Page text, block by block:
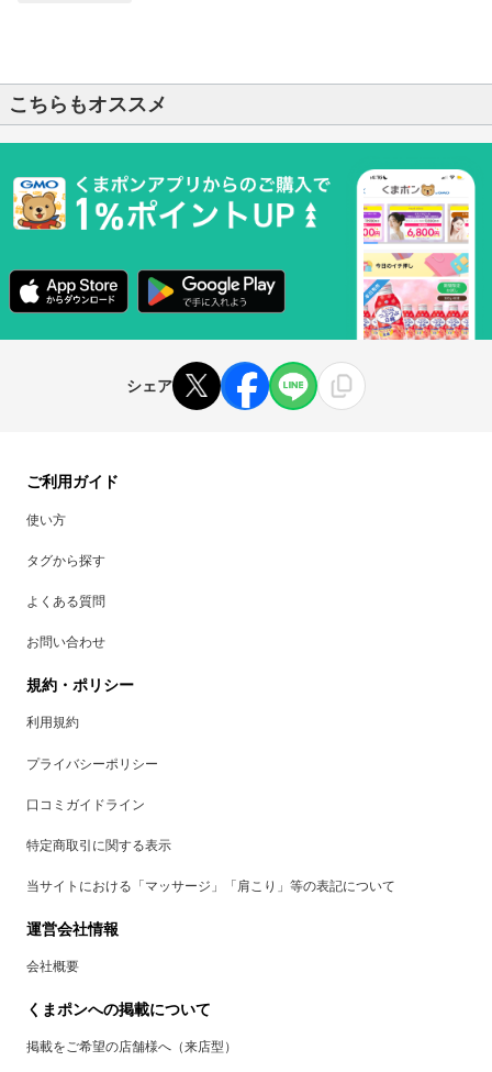
こちらもオススメ
シェア
ご利用ガイド
使い方
タグから探す
よくある質問
お問い合わせ
規約・ポリシー
利用規約
プライバシーポリシー
口コミガイドライン
特定商取引に関する表示
当サイトにおける「マッサージ」「肩こり」等の表記について
運営会社情報
会社概要
くまポンへの掲載について
掲載をご希望の店舗様へ（来店型）